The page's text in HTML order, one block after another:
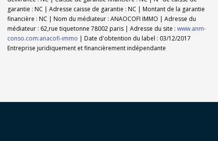
garantie : NC | Adresse caisse de garantie : NC | Montant de la garantie
financière : NC | Nom du médiateur : ANAOCOFI IMMO | Adresse du
médiateur : 62,rue tiquetonne 78002 paris | Adresse du site : www.anm-
conso.com:anacofi-immo | Date d'obtention du label : 03/12/2017
Entreprise juridiquement et financièrement indépendante